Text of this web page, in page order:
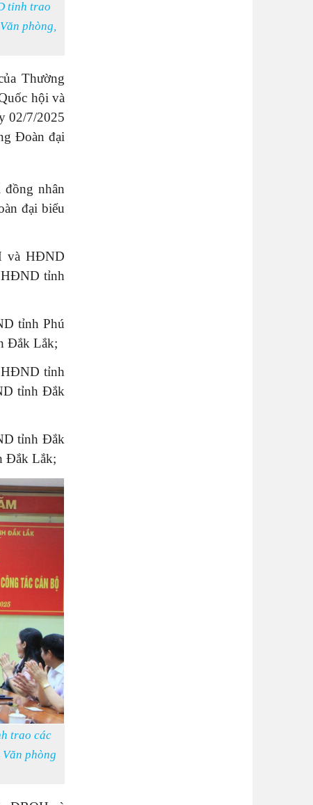
tỉnh trao
phòng,
Thường
hội và
02/7/2025
Đoàn đại
nhân
đại biểu
và HĐND
tỉnh
tỉnh Phú
Đắk Lắk;
HĐND tỉnh
tỉnh Đắk
tỉnh Đắk
Đắk Lắk;
trao các
phòng